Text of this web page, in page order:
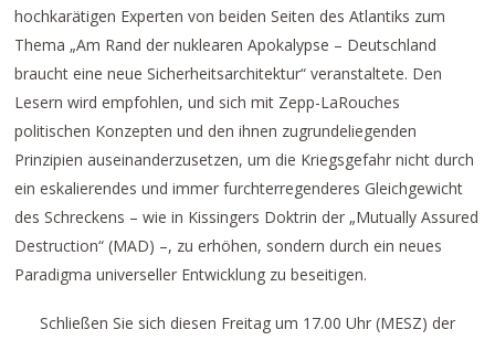
hochkarätigen Experten von beiden Seiten des Atlantiks zum
Thema „Am Rand der nuklearen Apokalypse – Deutschland
braucht eine neue Sicherheitsarchitektur“ veranstaltete. Den
Lesern wird empfohlen, und sich mit Zepp-LaRouches
politischen Konzepten und den ihnen zugrundeliegenden
Prinzipien auseinanderzusetzen, um die Kriegsgefahr nicht durch
ein eskalierendes und immer furchterregenderes Gleichgewicht
des Schreckens – wie in Kissingers Doktrin der „Mutually Assured
Destruction“ (MAD) –, zu erhöhen, sondern durch ein neues
Paradigma universeller Entwicklung zu beseitigen.
Schließen Sie sich diesen Freitag um 17.00 Uhr (MESZ) der